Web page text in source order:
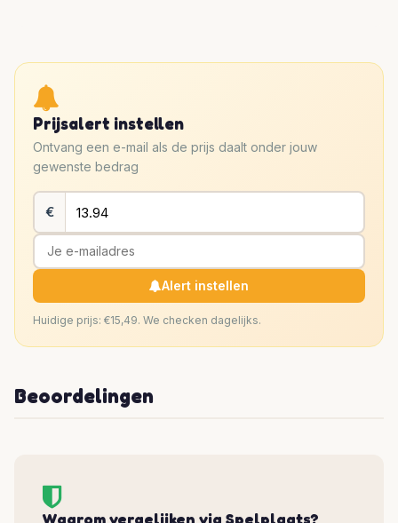
Prijsalert instellen
Ontvang een e-mail als de prijs daalt onder jouw
gewenste bedrag
€
Alert instellen
Huidige prijs: €15,49. We checken dagelijks.
Beoordelingen
Waarom vergelijken via Spelplaats?